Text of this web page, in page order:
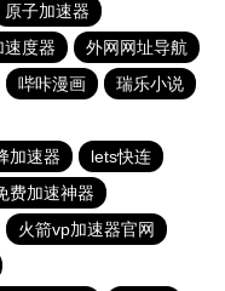
原子加速器
速度器
外网网址导航
哔咔漫画
瑞乐小说
加速器
lets快连
费加速神器
火箭vp加速器官网